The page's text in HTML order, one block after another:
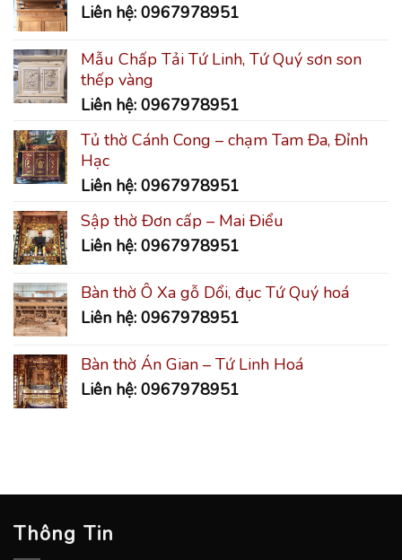
Liên hệ: 0967978951
Mẫu Chấp Tải Tứ Linh, Tứ Quý sơn son
thếp vàng
Liên hệ: 0967978951
Tủ thờ Cánh Cong – chạm Tam Đa, Đỉnh
Hạc
Liên hệ: 0967978951
Sập thờ Đơn cấp – Mai Điểu
Liên hệ: 0967978951
Bàn thờ Ô Xa gỗ Dổi, đục Tứ Quý hoá
Liên hệ: 0967978951
Bàn thờ Án Gian – Tứ Linh Hoá
Liên hệ: 0967978951
Thông Tin